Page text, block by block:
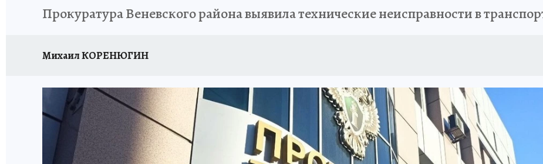
Прокуратура Веневского района выявила технические неисправности в
Михаил КОРЕНЮГИН